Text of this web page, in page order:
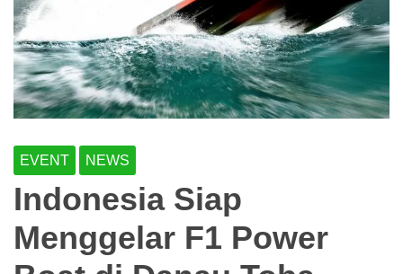
EVENT NEWS
Indonesia Siap
Menggelar F1 Power